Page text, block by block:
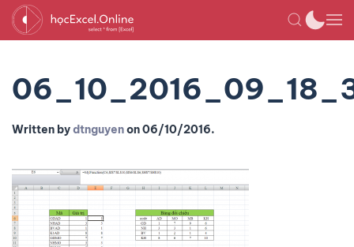
Written bydtnguyenon06/10/2016.